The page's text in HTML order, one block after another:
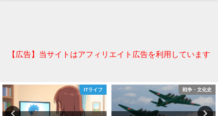
【広告】当サイトはアフィリエイト広告を利用しています
ITライフ 戦争・文化史